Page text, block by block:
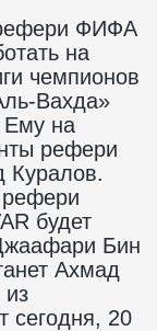
рефери ФИФА
на
чемпионов
Вахда»
на
рефери
будет
Бин
Ахмад
сегодня, 20